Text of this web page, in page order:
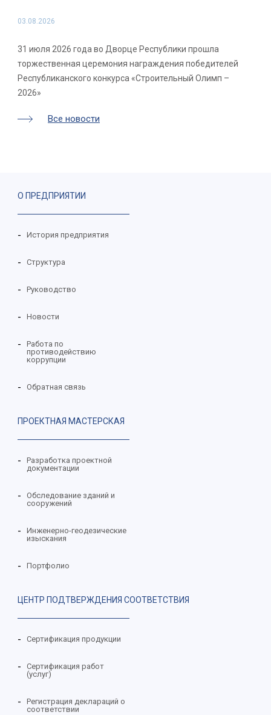
03.08.2026
31 июля 2026 года во Дворце Республики прошла
торжественная церемония награждения победителей
Республиканского конкурса «Строительный Олимп –
2026»
Все новости
О ПРЕДПРИЯТИИ
История предприятия
Cтруктура
Руководство
Новости
Работа по
противодействию
коррупции
Обратная связь
ПРОЕКТНАЯ МАСТЕРСКАЯ
Разработка проектной
документации
Обследование зданий и
сооружений
Инженерно-геодезические
изыскания
Портфолио
ЦЕНТР ПОДТВЕРЖДЕНИЯ СООТВЕТСТВИЯ
Сертификация продукции
Сертификация работ
(услуг)
Регистрация деклараций о
соответствии